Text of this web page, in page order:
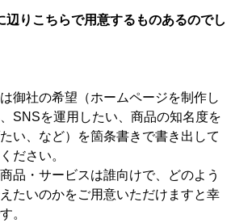
辺りこちらで用意するものあるのでし
御社の希望（ホームページを制作し
SNSを運用したい、商品の知名度を
たい、など）を箇条書きで書き出して
ださい。
品・サービスは誰向けで、どのよう
たいのかをご用意いただけますと幸
。